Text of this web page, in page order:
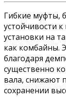
Гибкие муфты,
устойчивости
установки на
как комбайны.
благодаря
существенно
вала, снижают
сохранении